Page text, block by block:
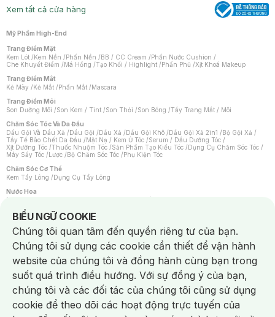
Xem tất cả cửa hàng
Mỹ Phẩm High-End
Trang Điểm Mặt
Kem Lót /Kem Nền /Phấn Nền /BB / CC Cream /Phấn Nước Cushion /
Che Khuyết Điểm /Má Hồng /Tạo Khối / Highlight /Phấn Phủ /Xịt Khoá Makeup
Trang Điểm Mắt
Kẻ Mày /Kẻ Mắt /Phấn Mắt /Mascara
Trang Điểm Môi
Son Dưỡng Môi /Son Kem / Tint /Son Thỏi /Son Bóng /Tẩy Trang Mắt / Môi
Chăm Sóc Tóc Và Da Đầu
Dầu Gội Và Dầu Xả /Dầu Gội /Dầu Xả /Dầu Gội Khô /Dầu Gội Xả 2in1 /Bộ Gội Xả /
Tẩy Tế Bào Chết Da Đầu /Mặt Nạ / Kem Ủ Tóc /Serum / Dầu Dưỡng Tóc /
Xịt Dưỡng Tóc /Thuốc Nhuộm Tóc /Sản Phẩm Tạo Kiểu Tóc /Dụng Cụ Chăm Sóc Tóc /
Máy Sấy Tóc /Lược /Bộ Chăm Sóc Tóc /Phụ Kiện Tóc
Chăm Sóc Cơ Thể
Kem Tẩy Lông /Dụng Cụ Tẩy Lông
Nước Hoa
Nước Hoa Nữ
Chăm Sóc Cá Nhân
Chống Muỗi /Khẩu Trang /Máy Massage/Mặt Nạ Xông Hơi /Nước Rửa Tay/
Sản Phẩm Chăm Sóc Khác /Bàn Chải Đánh Răng /Bàn Chải Điện/
Hỗ Trợ Trắng Răng/Kem Đánh Răng /Máy Tăm Nước/ Nước Súc Miệng/
Tăm / Chỉ Nha Khoa/ Xịt Thơm Miệng / Dung Dịch Vệ Sinh/Dưỡng Vùng Kín/
Khăn Ướt Vệ Sinh Vùng Kín/Băng Vệ Sinh/Tampon/Bọt Cạo Râu /Dao Cạo Râu/
Máy Cạo Râu
Vấn Đề Về Da
Da Dầu / Lỗ Chân Lông To/ Da Khô / Mất Nước/ Da Lão Hóa/ Da Mụn/
Da Nhạy Cảm / Kích Ứng
Da Xỉn Màu Thâm / Nám / Tàn Nhang
Quầng Thâm & Bọng Mắt /Sẹo /Viêm Da Cơ Địa
BIỂU NGỮ COOKIE
Notice about cookies usage
Chúng tôi quan tâm đến quyền riêng tư của bạn.
Chúng tôi sử dụng các cookie cần thiết để vận hành
website của chúng tôi và đồng hành cùng bạn trong
suốt quá trình điều hướng. Với sự đồng ý của bạn,
chúng tôi và các đối tác của chúng tôi cũng sử dụng
cookie để theo dõi các hoạt động trực tuyến của